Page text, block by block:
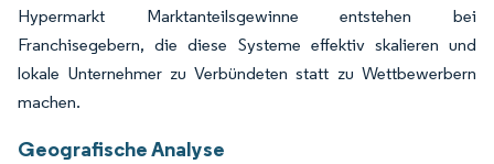
Hypermarkt Marktanteilsgewinne entstehen bei
Franchisegebern, die diese Systeme effektiv skalieren und
lokale Unternehmer zu Verbündeten statt zu Wettbewerbern
machen.
Geografische Analyse